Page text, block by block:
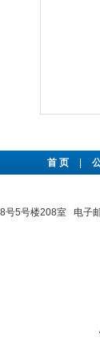
首 页
号5号楼208室 电子